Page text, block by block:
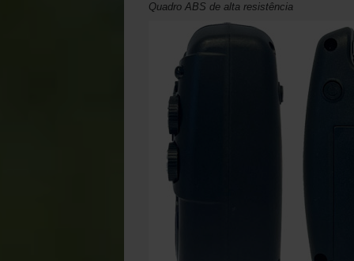
Quadro ABS de alta resistência